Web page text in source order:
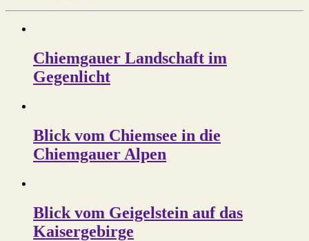
Chiemgauer Landschaft im
Gegenlicht
Blick vom Chiemsee in die
Chiemgauer Alpen
Blick vom Geigelstein auf das
Kaisergebirge